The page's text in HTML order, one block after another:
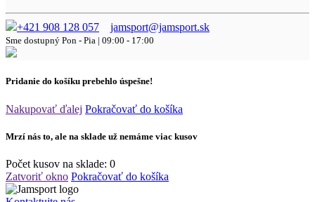
+421 908 128 057 jamsport@jamsport.sk
Sme dostupný Pon - Pia | 09:00 - 17:00
Pridanie do košíku prebehlo úspešne!
Nakupovať ďalej Pokračovať do košíka
Mrzí nás to, ale na sklade už nemáme viac kusov
Počet kusov na sklade: 0
Zatvoriť okno Pokračovať do košíka